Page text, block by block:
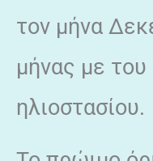
τον μήνα
μήνας με του
ηλιοστασίου.